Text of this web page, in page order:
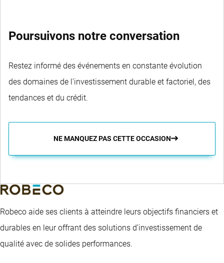
Poursuivons notre conversation
Restez informé des événements en constante évolution
des domaines de l'investissement durable et factoriel, des
tendances et du crédit.
NE MANQUEZ PAS CETTE OCCASION
Robeco aide ses clients à atteindre leurs objectifs financiers et
durables en leur offrant des solutions d’investissement de
qualité avec de solides performances.